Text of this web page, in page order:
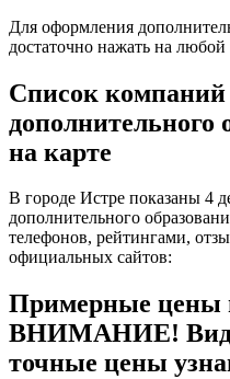
Для оформления
достаточно нажать на
Список компаний
дополнительного
на карте
В городе Истре показаны 4
дополнительного
телефонов, рейтингами,
официальных сайтов:
Примерные цены
ВНИМАНИЕ! Виды
точные цены